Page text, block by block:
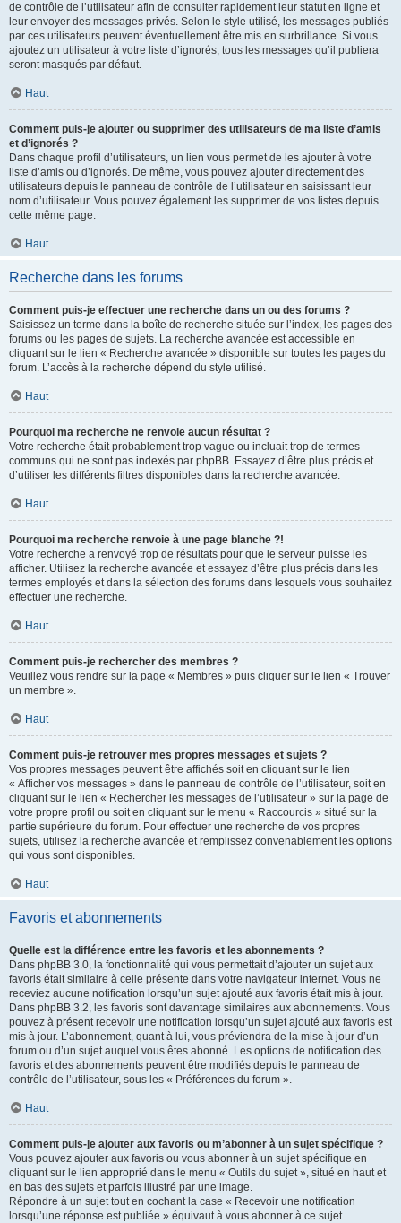
de contrôle de l’utilisateur afin de consulter rapidement leur statut en ligne et
leur envoyer des messages privés. Selon le style utilisé, les messages publiés
par ces utilisateurs peuvent éventuellement être mis en surbrillance. Si vous
ajoutez un utilisateur à votre liste d’ignorés, tous les messages qu’il publiera
seront masqués par défaut.
Haut
Comment puis-je ajouter ou supprimer des utilisateurs de ma liste d’amis
et d’ignorés ?
Dans chaque profil d’utilisateurs, un lien vous permet de les ajouter à votre
liste d’amis ou d’ignorés. De même, vous pouvez ajouter directement des
utilisateurs depuis le panneau de contrôle de l’utilisateur en saisissant leur
nom d’utilisateur. Vous pouvez également les supprimer de vos listes depuis
cette même page.
Haut
Recherche dans les forums
Comment puis-je effectuer une recherche dans un ou des forums ?
Saisissez un terme dans la boîte de recherche située sur l’index, les pages des
forums ou les pages de sujets. La recherche avancée est accessible en
cliquant sur le lien « Recherche avancée » disponible sur toutes les pages du
forum. L’accès à la recherche dépend du style utilisé.
Haut
Pourquoi ma recherche ne renvoie aucun résultat ?
Votre recherche était probablement trop vague ou incluait trop de termes
communs qui ne sont pas indexés par phpBB. Essayez d’être plus précis et
d’utiliser les différents filtres disponibles dans la recherche avancée.
Haut
Pourquoi ma recherche renvoie à une page blanche ?!
Votre recherche a renvoyé trop de résultats pour que le serveur puisse les
afficher. Utilisez la recherche avancée et essayez d’être plus précis dans les
termes employés et dans la sélection des forums dans lesquels vous souhaitez
effectuer une recherche.
Haut
Comment puis-je rechercher des membres ?
Veuillez vous rendre sur la page « Membres » puis cliquer sur le lien « Trouver
un membre ».
Haut
Comment puis-je retrouver mes propres messages et sujets ?
Vos propres messages peuvent être affichés soit en cliquant sur le lien
« Afficher vos messages » dans le panneau de contrôle de l’utilisateur, soit en
cliquant sur le lien « Rechercher les messages de l’utilisateur » sur la page de
votre propre profil ou soit en cliquant sur le menu « Raccourcis » situé sur la
partie supérieure du forum. Pour effectuer une recherche de vos propres
sujets, utilisez la recherche avancée et remplissez convenablement les options
qui vous sont disponibles.
Haut
Favoris et abonnements
Quelle est la différence entre les favoris et les abonnements ?
Dans phpBB 3.0, la fonctionnalité qui vous permettait d’ajouter un sujet aux
favoris était similaire à celle présente dans votre navigateur internet. Vous ne
receviez aucune notification lorsqu’un sujet ajouté aux favoris était mis à jour.
Dans phpBB 3.2, les favoris sont davantage similaires aux abonnements. Vous
pouvez à présent recevoir une notification lorsqu’un sujet ajouté aux favoris est
mis à jour. L’abonnement, quant à lui, vous préviendra de la mise à jour d’un
forum ou d’un sujet auquel vous êtes abonné. Les options de notification des
favoris et des abonnements peuvent être modifiés depuis le panneau de
contrôle de l’utilisateur, sous les « Préférences du forum ».
Haut
Comment puis-je ajouter aux favoris ou m’abonner à un sujet spécifique ?
Vous pouvez ajouter aux favoris ou vous abonner à un sujet spécifique en
cliquant sur le lien approprié dans le menu « Outils du sujet », situé en haut et
en bas des sujets et parfois illustré par une image.
Répondre à un sujet tout en cochant la case « Recevoir une notification
lorsqu’une réponse est publiée » équivaut à vous abonner à ce sujet.